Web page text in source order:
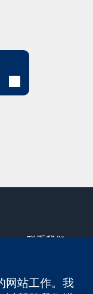
联系我们
关于我们
网站工作。我